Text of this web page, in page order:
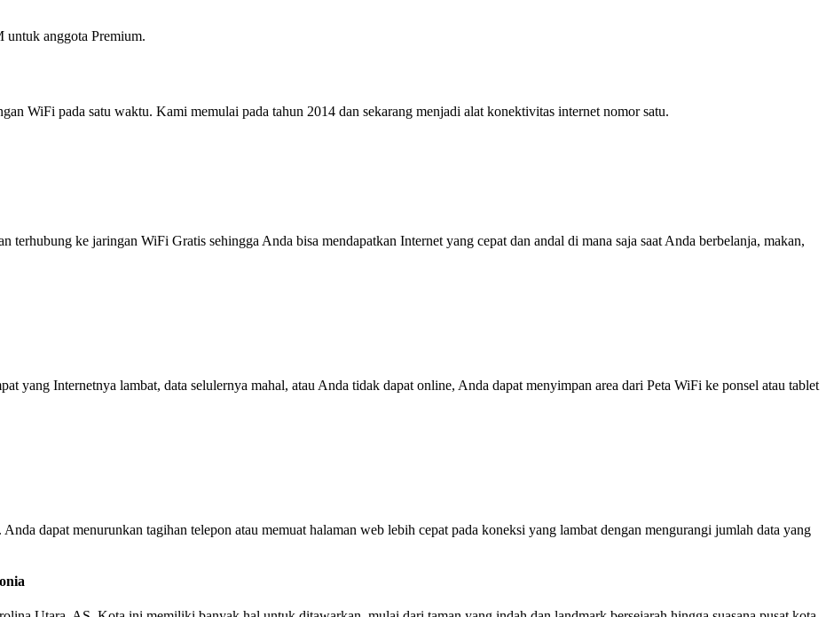
anggota Premium.
WiFi pada satu waktu. Kami memulai pada tahun 2014 dan sekarang menjadi alat konektivitas internet nomor satu.
ke jaringan WiFi Gratis sehingga Anda bisa mendapatkan Internet yang cepat dan andal di mana saja saat Anda berbelanja, makan,
yang Internetnya lambat, data selulernya mahal, atau Anda tidak dapat online, Anda dapat menyimpan area dari Peta WiFi ke ponsel atau tablet
dapat menurunkan tagihan telepon atau memuat halaman web lebih cepat pada koneksi yang lambat dengan mengurangi jumlah data yang